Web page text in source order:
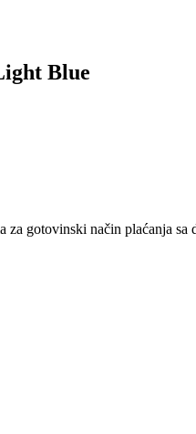
Blue
gotovinski način plaćanja sa